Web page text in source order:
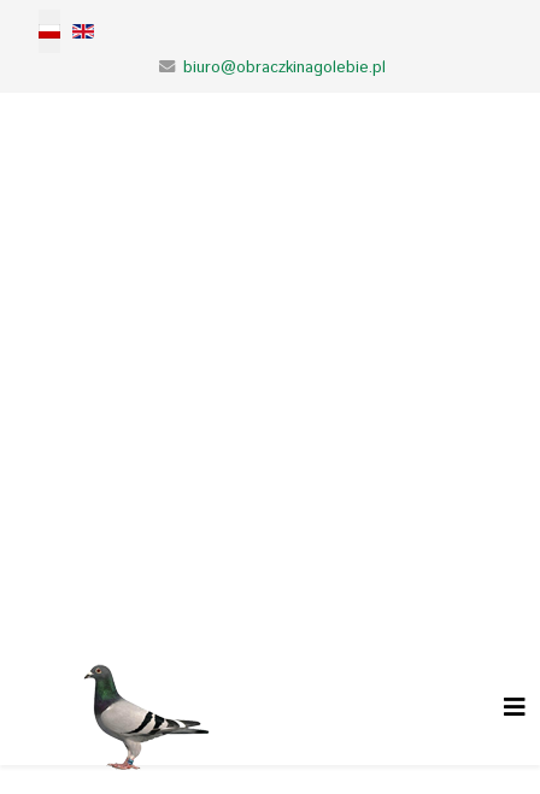
Wybierz swój język
biuro@obraczkinagolebie.pl